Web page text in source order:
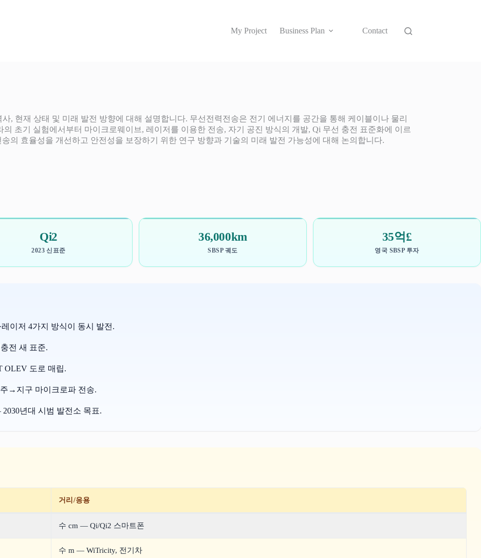
My Project Business Plan Contact
사, 현재 상태 및 미래 발전 방향에 대해 설명합니다. 무선전력전송은 전기 에너지를 공간을 통해 케이블이나 물리
초기 실험에서부터 마이크로웨이브, 레이저를 이용한 전송, 자기 공진 방식의 개발, Qi 무선 충전 표준화에 이르
의 효율성을 개선하고 안전성을 보장하기 위한 연구 방향과 기술의 미래 발전 가능성에 대해 논의합니다.
Qi2
2023 신표준
36,000km
SBSP 궤도
35억£
영국 SBSP 투자
이저 4가지 방식이 동시 발전.
전 새 표준.
OLEV 도로 매립.
→지구 마이크로파 전송.
년대 시범 발전소 목표.
거리/응용
수 cm — Qi/Qi2 스마트폰
수 m — WiTricity, 전기차